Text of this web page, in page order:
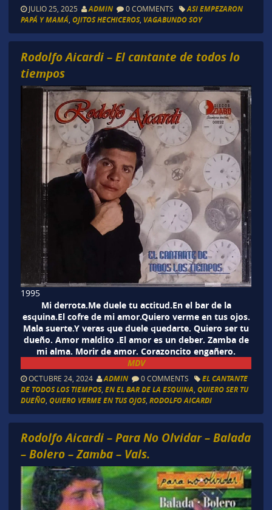
JULIO 25, 2025 ADMIN 0 COMMENTS
ASI EMPEZARON
PAPÁ Y MAMÁ OJITOS HECHICEROS, VAGABUNDO SOY
Rodolfo Aicardi – El cantante de todos lo
tiempos
1995
Mi derrota.Me duele tu actitud.En el bar de la
esquina.El cofre de mi amor.Quiero verme en tus ojos.
Mala suerte.Y veras que duele quedarte. Quiero ser tu
dueño. Amor maldito .El amor es un deber. Zamba de
mi alma. Morir de amor. Corazoncito engañero.
MDV
OCTUBRE 24, 2024 ADMIN 0 COMMENTS
EL CANTANTE
DE TODOS LOS TIEMPOS, EN EL BAR DE LA ESQUINA, QUIERO SER TU
DUEÑO, QUIERO VERME EN TUS OJOS, RODOLFO AICARDI
Rodolfo Aicardi – Para No Olvidar – Balada
– Bolero – Zamba – Vals.